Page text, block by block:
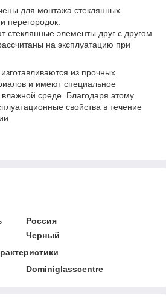
для монтажа стеклянных
перегородок.
стеклянные элементы друг с другом
на эксплуатацию при
из прочных
и имеют специальное
влажной среде. Благодаря этому
свойства в течение
Россия
Черный
Dominiglasscentre